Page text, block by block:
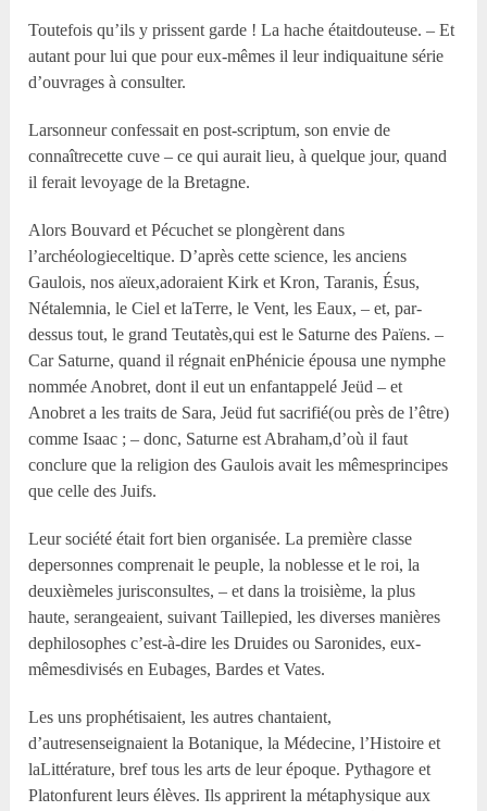
Toutefois qu’ils y prissent garde ! La hache étaitdouteuse. – Et
autant pour lui que pour eux-mêmes il leur indiquaitune série
d’ouvrages à consulter.
Larsonneur confessait en post-scriptum, son envie de
connaîtrecette cuve – ce qui aurait lieu, à quelque jour, quand
il ferait levoyage de la Bretagne.
Alors Bouvard et Pécuchet se plongèrent dans
l’archéologieceltique. D’après cette science, les anciens
Gaulois, nos aïeux,adoraient Kirk et Kron, Taranis, Ésus,
Nétalemnia, le Ciel et laTerre, le Vent, les Eaux, – et, par-
dessus tout, le grand Teutatès,qui est le Saturne des Païens. –
Car Saturne, quand il régnait enPhénicie épousa une nymphe
nommée Anobret, dont il eut un enfantappelé Jeüd – et
Anobret a les traits de Sara, Jeüd fut sacrifié(ou près de l’être)
comme Isaac ; – donc, Saturne est Abraham,d’où il faut
conclure que la religion des Gaulois avait les mêmesprincipes
que celle des Juifs.
Leur société était fort bien organisée. La première classe
depersonnes comprenait le peuple, la noblesse et le roi, la
deuxièmeles jurisconsultes, – et dans la troisième, la plus
haute, serangeaient, suivant Taillepied, les diverses manières
dephilosophes c’est-à-dire les Druides ou Saronides, eux-
mêmesdivisés en Eubages, Bardes et Vates.
Les uns prophétisaient, les autres chantaient,
d’autresenseignaient la Botanique, la Médecine, l’Histoire et
laLittérature, bref tous les arts de leur époque. Pythagore et
Platonfurent leurs élèves. Ils apprirent la métaphysique aux